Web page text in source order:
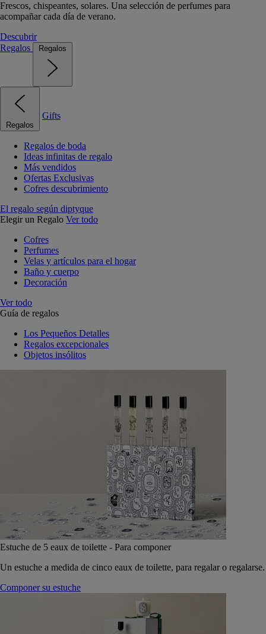
Frescos, chispeantes, solares. Una selección de perfumes para
acompañar cada día de verano.
Descubrir
Regalos
Regalos
Regalos
Gifts
Regalos de boda
Ideas infinitas de regalo
Más vendidos
Ofertas Exclusivas
Cofres descubrimiento
El regalo según diptyque
Elegir un Regalo Ver todo
Cofres
Perfumes
Velas y artículos para el hogar
Baño y cuerpo
Decoración
Ver todo
Guía de regalos
Los Pequeños Detalles
Regalos excepcionales
Objetos insólitos
Estuche de 5 eaux de toilette - Para componer
Un estuche a medida de cinco eaux de toilette, para regalar o regalarse.
Componer su estuche